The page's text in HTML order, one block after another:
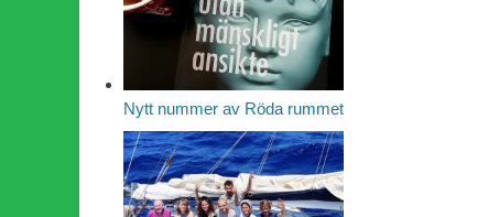
Nytt nummer av Röda rummet